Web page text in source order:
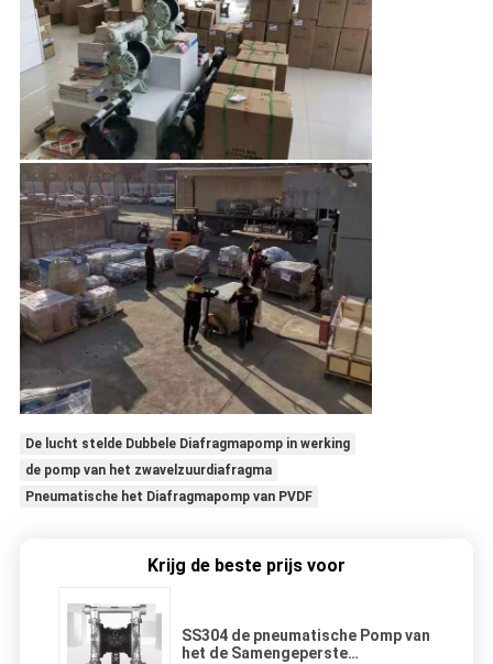
De lucht stelde Dubbele Diafragmapomp in werking
de pomp van het zwavelzuurdiafragma
Pneumatische het Diafragmapomp van PVDF
Krijg de beste prijs voor
SS304 de pneumatische Pomp van
het de Samengeperste